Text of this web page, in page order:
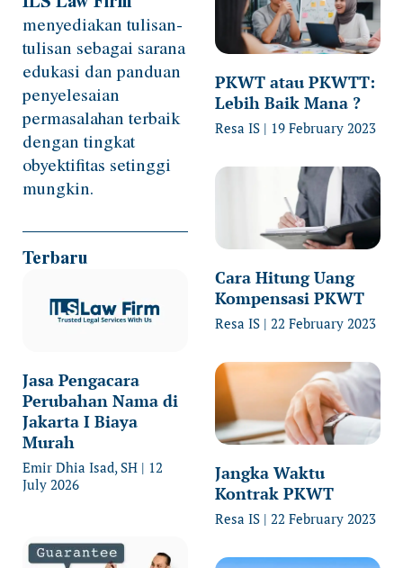
menyediakan tulisan-
tulisan sebagai sarana
edukasi dan panduan
penyelesaian
permasalahan terbaik
dengan tingkat
obyektifitas setinggi
mungkin.
Terbaru
Jasa Pengacara
Perubahan Nama di
Jakarta I Biaya
Murah
Emir Dhia Isad, SH
12
July 2026
PKWT atau PKWTT:
Lebih Baik Mana ?
Resa IS 19 February 2023
Cara Hitung Uang
Kompensasi PKWT
Resa IS 22 February 2023
Jangka Waktu
Kontrak PKWT
Resa IS 22 February 2023